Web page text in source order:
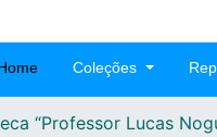
Coleções
“Professor Lucas